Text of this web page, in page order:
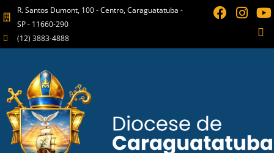
R. Santos Dumont, 100 - Centro, Caraguatatuba -
SP - 11660-290
(12) 3883-4888